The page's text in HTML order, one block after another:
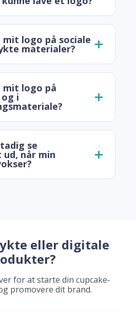
mit logo på sociale
materialer?
mit logo på
i
se
når min
eller digitale
for at starte din cupcake-
promovere dit brand.